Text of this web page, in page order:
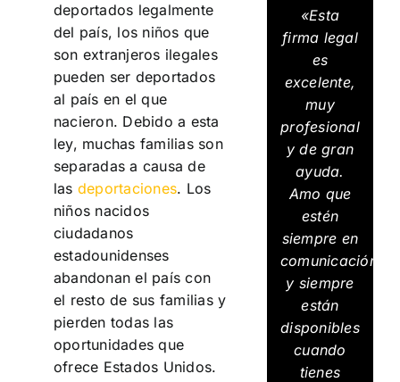
deportados legalmente
del país, los niños que
son extranjeros ilegales
pueden ser deportados
al país en el que
nacieron. Debido a esta
ley, muchas familias son
separadas a causa de
las deportaciones. Los
niños nacidos
ciudadanos
estadounidenses
abandonan el país con
el resto de sus familias y
pierden todas las
oportunidades que
ofrece Estados Unidos.
«Esta
firma legal
es
excelente,
muy
profesional
y de gran
ayuda.
Amo que
estén
siempre en
comunicación
y siempre
están
disponibles
cuando
tienes